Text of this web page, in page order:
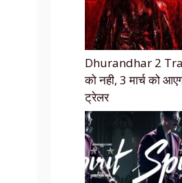
Dhurandhar 2
को नही, 3 मार्च को
ट्रेलर